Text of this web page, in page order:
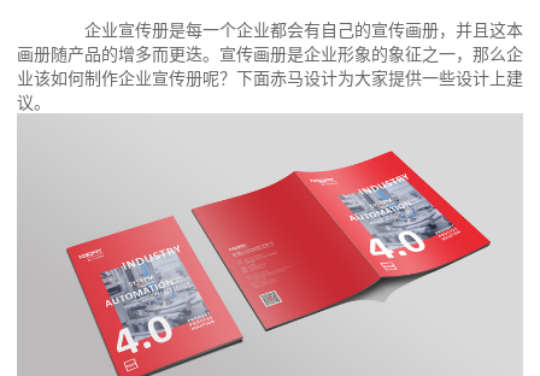
企业宣传册是每一个企业都会有自己的宣传画册，并且这本
画册随产品的增多而更迭。宣传画册是企业形象的象征之一，那么企
业该如何制作企业宣传册呢？下面赤马设计为大家提供一些设计上建
议。